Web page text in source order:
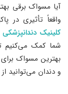
آیا مسواک برقی
واقعاً تأثیری در
کلینیک
شما کمک می‌کنیم
بهترین مسواک
و دندان می‌توانید